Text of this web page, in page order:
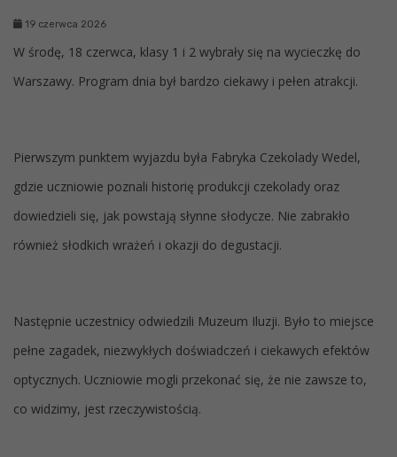
19 czerwca 2026
W środę, 18 czerwca, klasy 1 i 2 wybrały się na wycieczkę do
Warszawy. Program dnia był bardzo ciekawy i pełen atrakcji.
Pierwszym punktem wyjazdu była Fabryka Czekolady Wedel,
gdzie uczniowie poznali historię produkcji czekolady oraz
dowiedzieli się, jak powstają słynne słodycze. Nie zabrakło
również słodkich wrażeń i okazji do degustacji.
Następnie uczestnicy odwiedzili Muzeum Iluzji. Było to miejsce
pełne zagadek, niezwykłych doświadczeń i ciekawych efektów
optycznych. Uczniowie mogli przekonać się, że nie zawsze to,
co widzimy, jest rzeczywistością.